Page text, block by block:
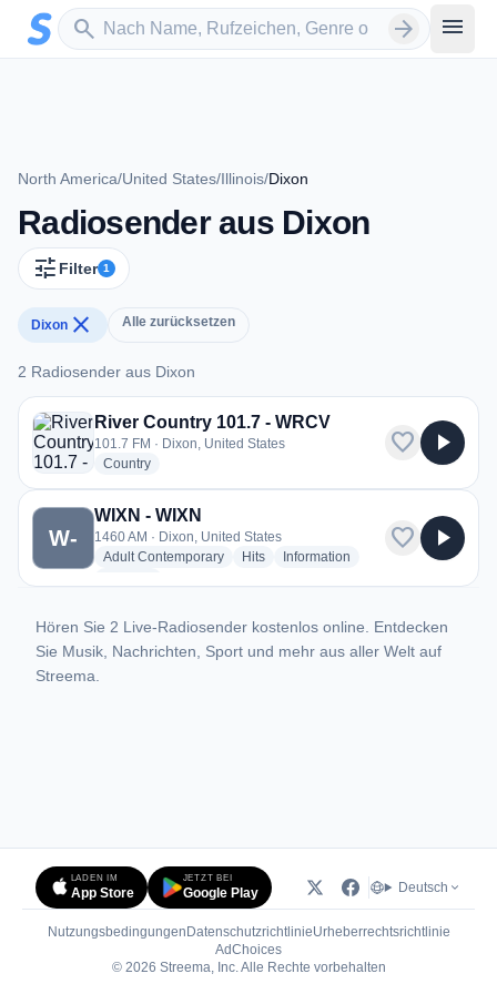
Zum Hauptinhalt springen
search
Sender suchen arrow_forward menu
North America/United States/Illinois/Dixon
Radiosender aus Dixon
tune Filter 1
Dixon close Alle zurücksetzen
2 Radiosender aus Dixon
2 Radiosender aus Dixon
River Country 101.7 - WRCV
101.7 FM · Dixon, United States
Countryradio stations
favorite play_arrow
W-
WIXN - WIXN
1460 AM · Dixon, United States
Adult Contemporaryradio stations
Hitsradio stations
Information radio stations
favorite play_arrow
Hören Sie 2 Live-Radiosender kostenlos online. Entdecken
Sie Musik, Nachrichten, Sport und mehr aus aller Welt auf
Streema.
LADEN IM
App Store
JETZT BEI
Google Play Deutsch
Nutzungsbedingungen DatenschutzrichtlinieUrheberrechtsrichtlinie
AdChoices(öffnet in neuem Tab)
© 2026 Streema, Inc. Alle Rechte vorbehalten